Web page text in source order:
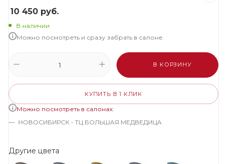
10 450 руб.
В наличии
Можно посмотреть и сразу забрать в салоне.
В КОРЗИНУ
КУПИТЬ В 1 КЛИК
Можно посмотреть в салонах:
НОВОСИБИРСК - ТЦ БОЛЬШАЯ МЕДВЕДИЦА
Другие цвета